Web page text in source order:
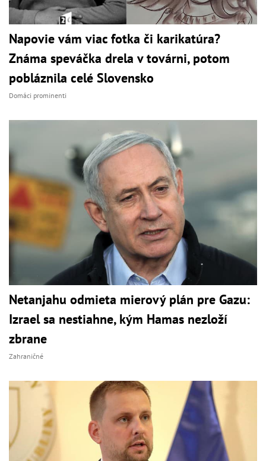
Napovie vám viac fotka či karikatúra?
Známa speváčka drela v továrni, potom
pobláznila celé Slovensko
Domáci prominenti
Netanjahu odmieta mierový plán pre Gazu:
Izrael sa nestiahne, kým Hamas nezloží
zbrane
Zahraničné